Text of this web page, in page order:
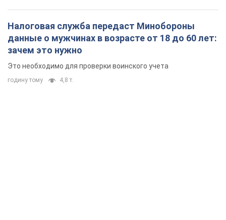
Налоговая служба передаст Минобороны
данные о мужчинах в возрасте от 18 до 60 лет:
зачем это нужно
Это необходимо для проверки воинского учета
годину тому 4,8 т.